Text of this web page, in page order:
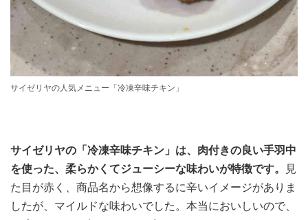
サイゼリヤの人気メニュー「冷凍辛味チキン」
サイゼリヤの「冷凍辛味チキン」は、肉付きの良い手羽中
を使った、柔らかくてジューシーな味わいが特徴です。
見
た目が赤く、商品名から想像するに辛いイメージがありま
したが、マイルドな味わいでした。本当においしいので、